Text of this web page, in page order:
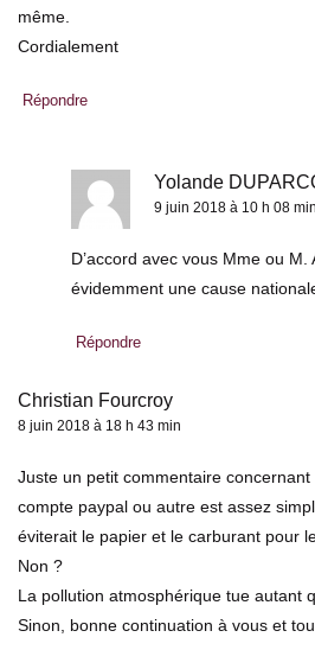
même.
Cordialement
Répondre
Yolande
9 juin 2018 à 10 h 08 min
D’accord avec vous Mme ou M.
évidemment une cause
Répondre
Christian Fourcroy
8 juin 2018 à 18 h 43 min
Juste un petit commentaire concernant
compte paypal ou autre est assez
éviterait le papier et le carburant pour
Non ?
La pollution atmosphérique tue autant
Sinon, bonne continuation à vous et